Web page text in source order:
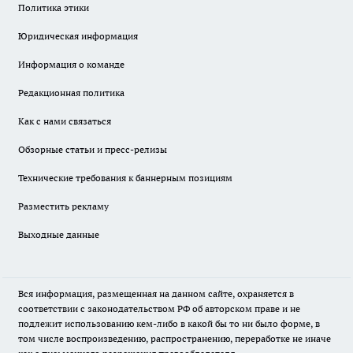
Политика этики
Юридическая информация
Информация о команде
Редакционная политика
Как с нами связаться
Обзорные статьи и пресс-релизы
Технические требования к баннерным позициям
Разместить рекламу
Выходные данные
Вся информация, размещенная на данном сайте, охраняется в
соответствии с законодательством РФ об авторском праве и не
подлежит использованию кем-либо в какой бы то ни было форме, в
том числе воспроизведению, распространению, переработке не иначе